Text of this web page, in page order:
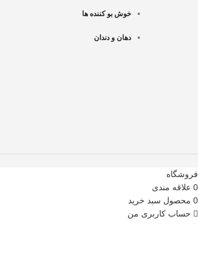
خوش بو کننده ها
دهان و دندان
فروشگاه
0 علاقه مندی
0 محصول سبد خرید
حساب کاربری من